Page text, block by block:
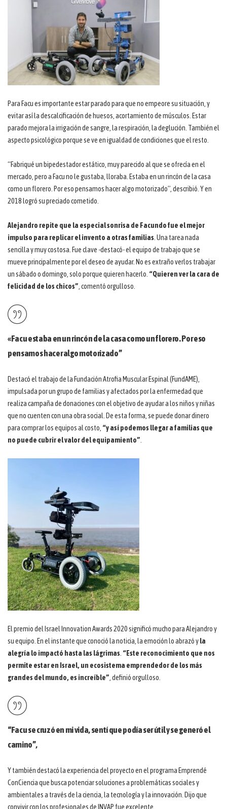
Para Facu es importante estar parado para que no empeore su situación, y
evitar así la descalcificación de huesos, acortamiento de músculos. Estar
parado mejora la irrigación de sangre, la respiración, la deglución. También el
aspecto psicológico porque se ve en igualdad de condiciones que el resto.
“Fabriqué un bipedestador estático, muy parecido al que se ofrecía en el
mercado, pero a Facu no le gustaba, lloraba. Estaba en un rincón de la casa
como un florero. Por eso pensamos hacer algo motorizado”, describió. Y en
2018 logró su preciado cometido.
Alejandro repite que la especial sonrisa de Facundo fue el mejor
impulso para replicar el invento a otras familias . Una tarea nada
sencilla y muy costosa. Fue clave -destacó- el equipo de trabajo que se
mueve principalmente por el deseo de ayudar. No es extraño verlos trabajar
un sábado o domingo, solo porque quieren hacerlo. “Quieren ver la cara de
felicidad de los chicos” , comentó orgulloso.
«Facu estaba en un rincón de la casa como un florero. Por eso
pensamos hacer algo motorizado”
Destacó el trabajo de la Fundación Atrofia Muscular Espinal (FundAME),
impulsada por un grupo de familias y afectados por la enfermedad que
realiza campaña de donaciones con el objetivo de ayudar a los niños y niñas
que no cuenten con una obra social. De esta forma, se puede donar dinero
para comprar los equipos al costo, “y así podemos llegar a familias que
no puede cubrir el valor del equipamiento”
El premio del Israel Innovation Awards 2020 significó mucho para Alejandro y
su equipo. En el instante que conoció la noticia, la emoción lo abrazó y la
alegría lo impactó hasta las lágrimas “Este reconocimiento que nos
permite estar en Israel, un ecosistema emprendedor de los más
grandes del mundo, es increíble” , definió orgulloso.
“Facu se cruzó en mi vida, sentí que podía ser útil y se generó el
camino”,
Y también destacó la experiencia del proyecto en el programa Emprendé
ConCiencia que busca potenciar soluciones a problemáticas sociales y
ambientales a través de la ciencia, la tecnología y la innovación. Dijo que
convivir con los profesionales de INVAP fue excelente.